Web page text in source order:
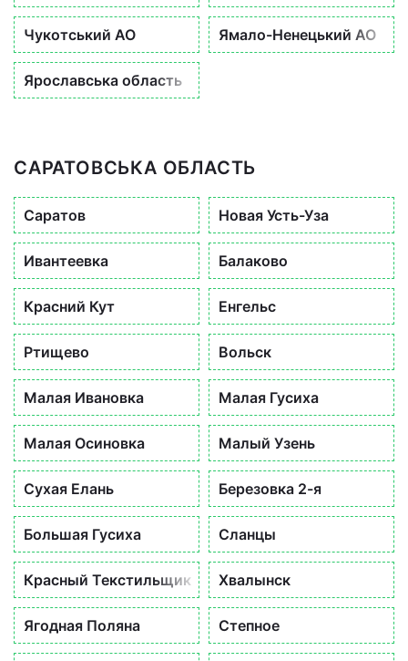
Чукотський АО Ямало-Ненецький АО
Ярославська область
САРАТОВСЬКА ОБЛАСТЬ
Саратов Новая Усть-Уза
Ивантеевка Балаково
Красний Кут Енгельс
Ртищево Вольск
Малая Ивановка Малая Гусиха
Малая Осиновка Малый Узень
Сухая Елань Березовка 2-я
Большая Гусиха Сланцы
Красный Текстильщик Хвалынск
Ягодная Поляна Степное